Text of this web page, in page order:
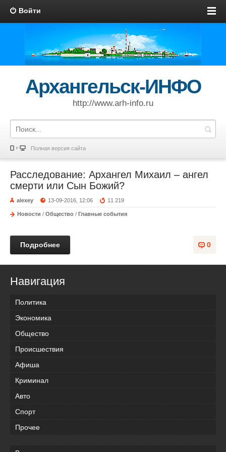
Войти
Архангельск-ИНФО
http://www.arh-info.ru
Полная версия сайта
Расследование: Архангел Михаил – ангел
смерти или Сын Божий?
alexey 13-09-2016, 12:06 11 219
Новости / Общество / Главные события
0
Подробнее
Навигация
Политика
Экономика
Общество
Происшествия
Афиша
Криминал
Авто
Спорт
Прочее